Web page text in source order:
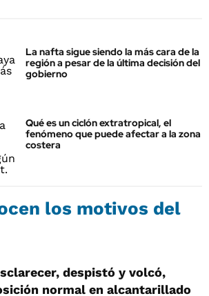
La nafta sigue siendo la más cara de la
región a pesar de la última decisión del
gobierno
Qué es un ciclón extratropical, el
fenómeno que puede afectar a la zona
costera
los motivos del
despistó y volcó,
normal en alcantarillado